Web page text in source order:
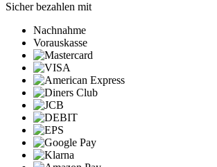
Sicher bezahlen mit
Nachnahme
Vorauskasse